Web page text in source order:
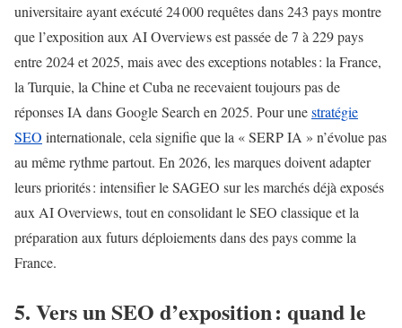
universitaire ayant exécuté 24 000 requêtes dans 243 pays montre
que l’exposition aux AI Overviews est passée de 7 à 229 pays
entre 2024 et 2025, mais avec des exceptions notables : la France,
la Turquie, la Chine et Cuba ne recevaient toujours pas de
réponses IA dans Google Search en 2025. Pour unestratégie
SEO internationale, cela signifie que la « SERP IA » n’évolue pas
au même rythme partout. En 2026, les marques doivent adapter
leurs priorités : intensifier le SAGEO sur les marchés déjà exposés
aux AI Overviews, tout en consolidant le SEO classique et la
préparation aux futurs déploiements dans des pays comme la
France.
5. Vers un SEO d’exposition : quand le